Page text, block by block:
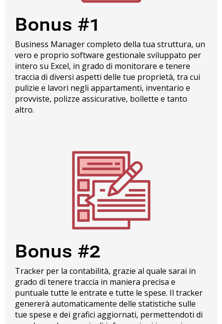
Bonus #1
Business Manager completo della tua struttura, un
vero e proprio software gestionale sviluppato per
intero su Excel, in grado di monitorare e tenere
traccia di diversi aspetti delle tue proprietà, tra cui
pulizie e lavori negli appartamenti, inventario e
provviste, polizze assicurative, bollette e tanto
altro.
Bonus #2
Tracker per la contabilità, grazie al quale sarai in
grado di tenere traccia in maniera precisa e
puntuale tutte le entrate e tutte le spese. Il tracker
genererà automaticamente delle statistiche sulle
tue spese e dei grafici aggiornati, permettendoti di